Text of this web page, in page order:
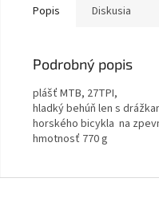
Popis Diskusia
Podrobný popis
plášť MTB, 27TPI,
hladký behúň len s
horského bicykla na
hmotnosť 770 g